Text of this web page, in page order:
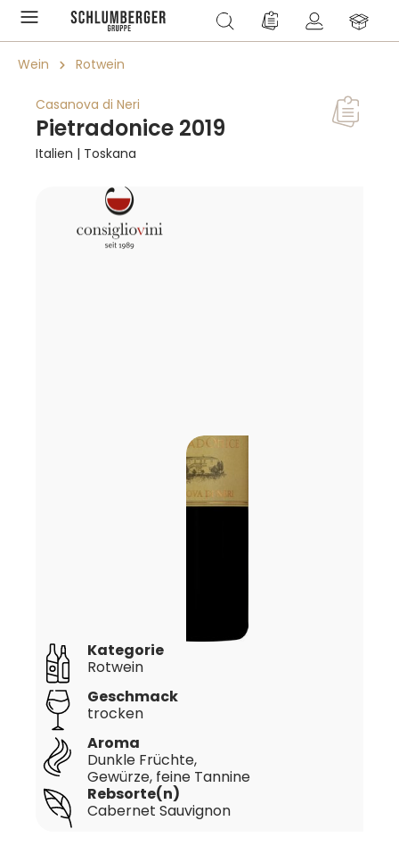
springen Du hast 0 Produkte
Wein Rotwein
Casanova di Neri
Pietradonice 2019
Italien | Toskana
Bildergalerie überspringen
Aroma
Dunkle Früchte,
Gewürze, feine Tannine
Geschmack
trocken
Kategorie
Rotwein
Rebsorte(n)
Cabernet Sauvignon